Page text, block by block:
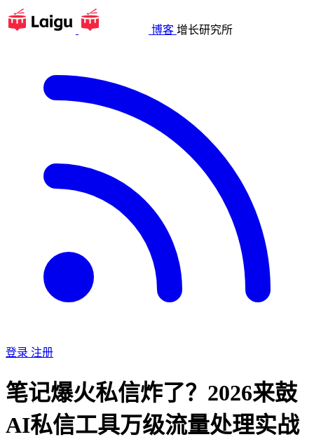
博客 增长研究所
登录 注册
笔记爆火私信炸了？2026来鼓
AI私信工具万级流量处理实战